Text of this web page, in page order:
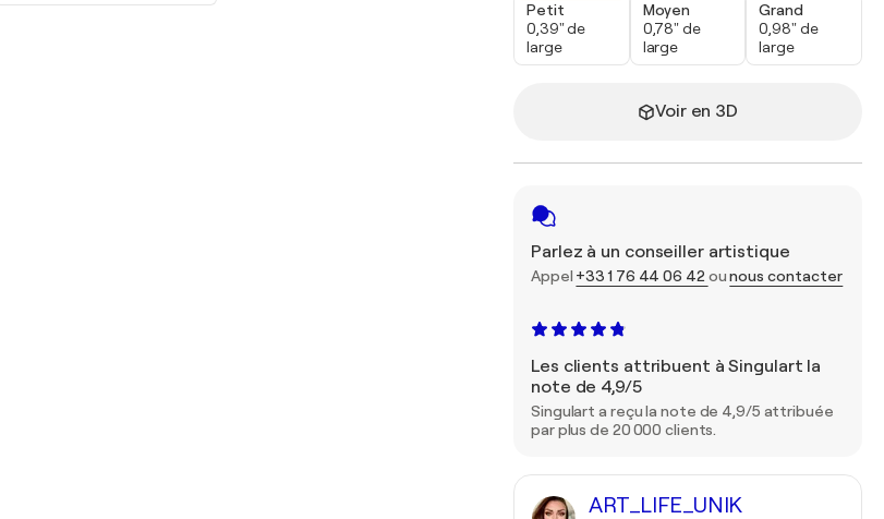
Petit
0,39" de
large
Moyen
0,78" de
large
Grand
0,98" de
large
Voir en 3D
Parlez à un conseiller artistique
Appel +33 1 76 44 06 42 ounous contacter
Les clients attribuent à Singulart la
note de 4,9/5
Singulart a reçu la note de 4,9/5 attribuée
par plus de 20 000 clients.
ART_LIFE_UNIK